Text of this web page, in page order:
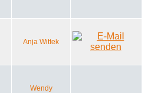
Anja Wittek
Wendy